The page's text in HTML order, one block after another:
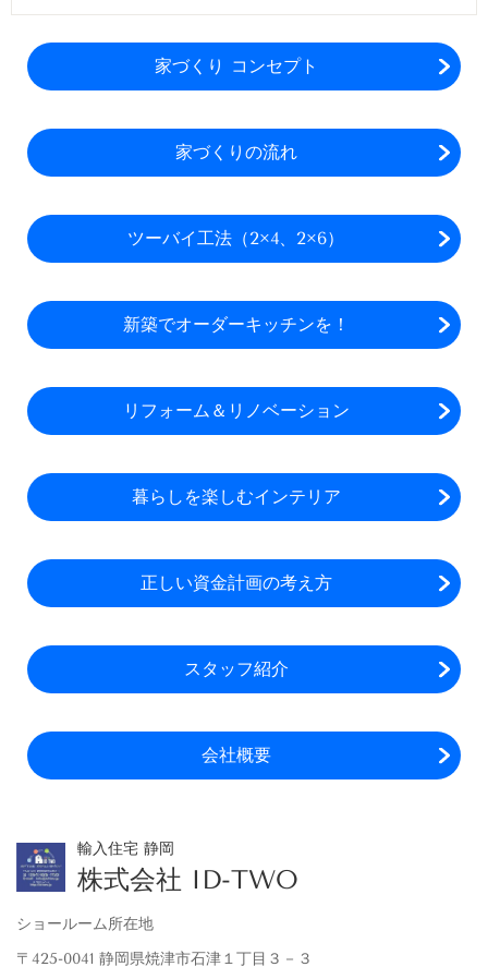
家づくり コンセプト
家づくりの流れ
ツーバイ工法（2×4、2×6）
新築でオーダーキッチンを！
リフォーム＆リノベーション
暮らしを楽しむインテリア
正しい資金計画の考え方
スタッフ紹介
会社概要
輸入住宅 静岡
株式会社 ID-TWO
ショールーム所在地
〒425-0041 静岡県焼津市石津１丁目３－３